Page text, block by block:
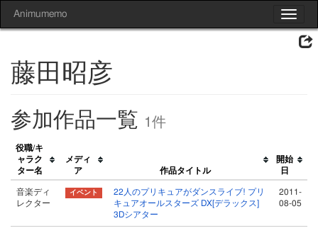
Toggle
Animumemo
藤田昭彦
参加作品一覧 1件
役職/キ
ャラク
ター名
メディ
ア
作品タイトル
開始
日
音楽ディ
レクター
22人のプリキュアがダンスライブ! プリ
キュアオールスターズ DX[デラックス]
3Dシアター
2011-
08-05